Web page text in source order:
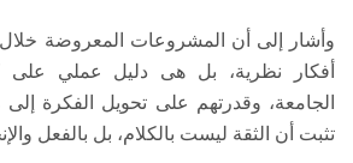
وأشار إلى أن المشروعات المعروضة
أفكار نظرية، بل هى دليل عملي على
الجامعة، وقدرتهم على تحويل الفكرة
تثبت أن الثقة ليست بالكلام، بل بالفعل